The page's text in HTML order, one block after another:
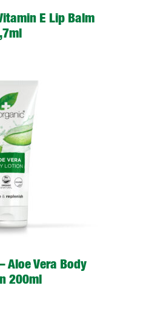
E Lip Balm
TUTTO
Aloe Vera Body
200ml